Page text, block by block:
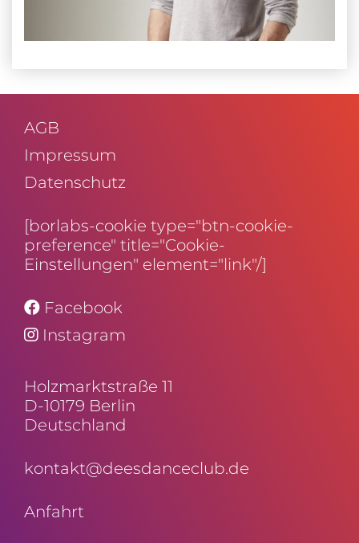
AGB
Impressum
Daten­schutz
[borlabs-cookie type="btn-cookie-
preference" title="Cookie-
Einstellungen" element="link"/]
Facebook
Instagram
Holz­markt­straße 11
D-10179 Berlin
Deutschland
kontakt@deesdanceclub.de
Anfahrt